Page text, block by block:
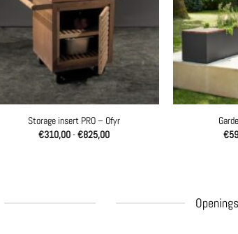
Storage insert PRO – Ofyr
€310,00-€825,00Prijsklasse:
€